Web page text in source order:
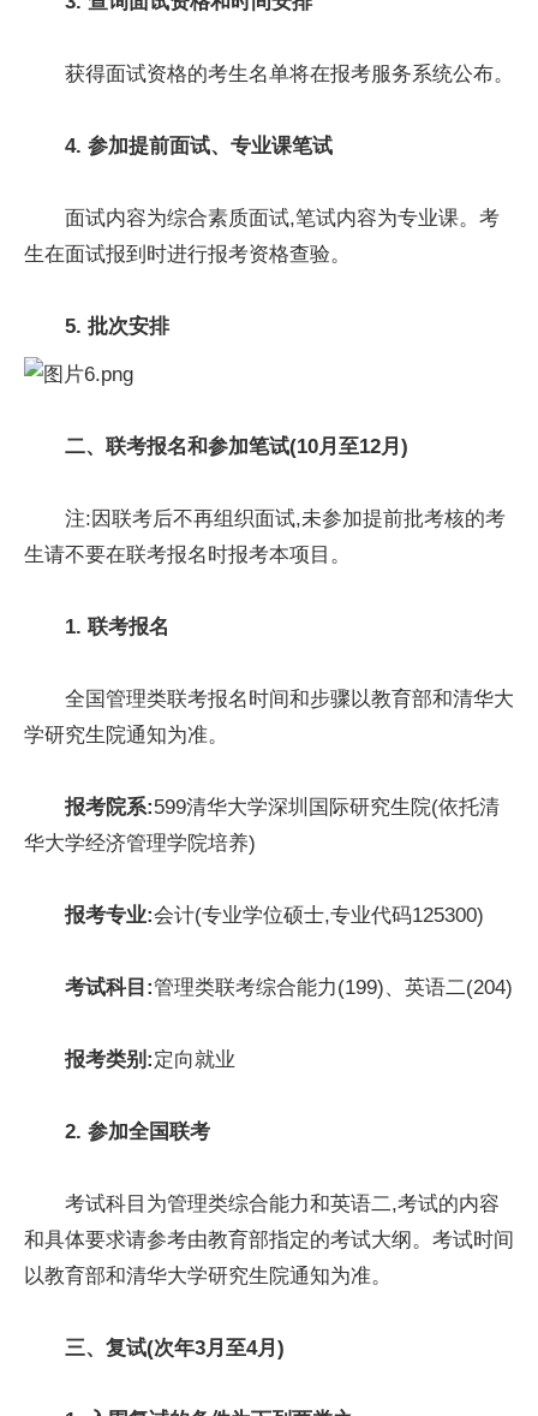
获得面试资格的考生名单将在报考服务系统公布。
4. 参加提前面试、专业课笔试
面试内容为综合素质面试,笔试内容为专业课。考
生在面试报到时进行报考资格查验。
5. 批次安排
二、 联考报名和参加笔试(10月至12月)
注:因联考后不再组织面试,未参加提前批考核的考
生请不要在联考报名时报考本项目。
1. 联考报名
全国管理类联考报名时间和步骤以教育部和清华大
学研究生院通知为准。
报考院系:599清华大学深圳国际研究生院(依托清
华大学经济管理学院培养)
报考专业:会计(专业学位硕士,专业代码125300)
考试科目:管理类联考综合能力(199)、英语二(204)
报考类别:定向就业
2. 参加全国联考
考试科目为管理类综合能力和英语二,考试的内容
和具体要求请参考由教育部指定的考试大纲。考试时间
以教育部和清华大学研究生院通知为准。
三、 复试(次年3月至4月)